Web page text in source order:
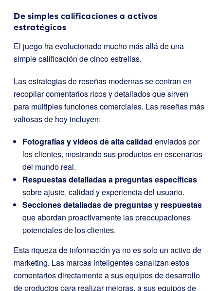
De simples calificaciones a activos
estratégicos
El juego ha evolucionado mucho más allá de una
simple calificación de cinco estrellas.
Las estrategias de reseñas modernas se centran en
recopilar comentarios ricos y detallados que sirven
para múltiples funciones comerciales. Las reseñas más
valiosas de hoy incluyen:
Fotografías y videos de alta calidad enviados por
los clientes, mostrando sus productos en escenarios
del mundo real.
Respuestas detalladas a preguntas específicas
sobre ajuste, calidad y experiencia del usuario.
Secciones detalladas de preguntas y respuestas
que abordan proactivamente las preocupaciones
potenciales de los clientes.
Esta riqueza de información ya no es solo un activo de
marketing. Las marcas inteligentes canalizan estos
comentarios directamente a sus equipos de desarrollo
de productos para realizar mejoras, a sus equipos de